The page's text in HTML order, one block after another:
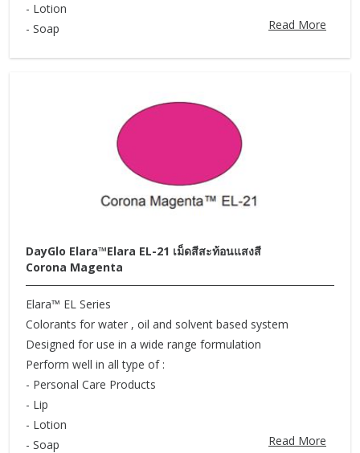
- Lotion
- Soap
Read More
DayGlo Elara™Elara EL-21 เม็ดสีสะท้อนแสงสี
Corona Magenta
Elara™ EL Series
Colorants for water , oil and solvent based system
Designed for use in a wide range formulation
Perform well in all type of :
- Personal Care Products
- Lip
- Lotion
- Soap
Read More